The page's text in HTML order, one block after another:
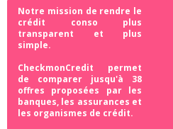
Notre mission de rendre le
crédit conso plus
transparent et plus
simple.
CheckmonCredit permet
de comparer jusqu'à 38
offres proposées par les
banques, les assurances et
les organismes de crédit.